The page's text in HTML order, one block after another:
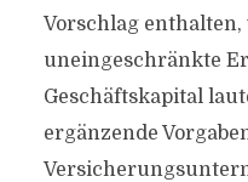
Vorschlag enthalten,
uneingeschränkte
Geschäftskapital
ergänzende